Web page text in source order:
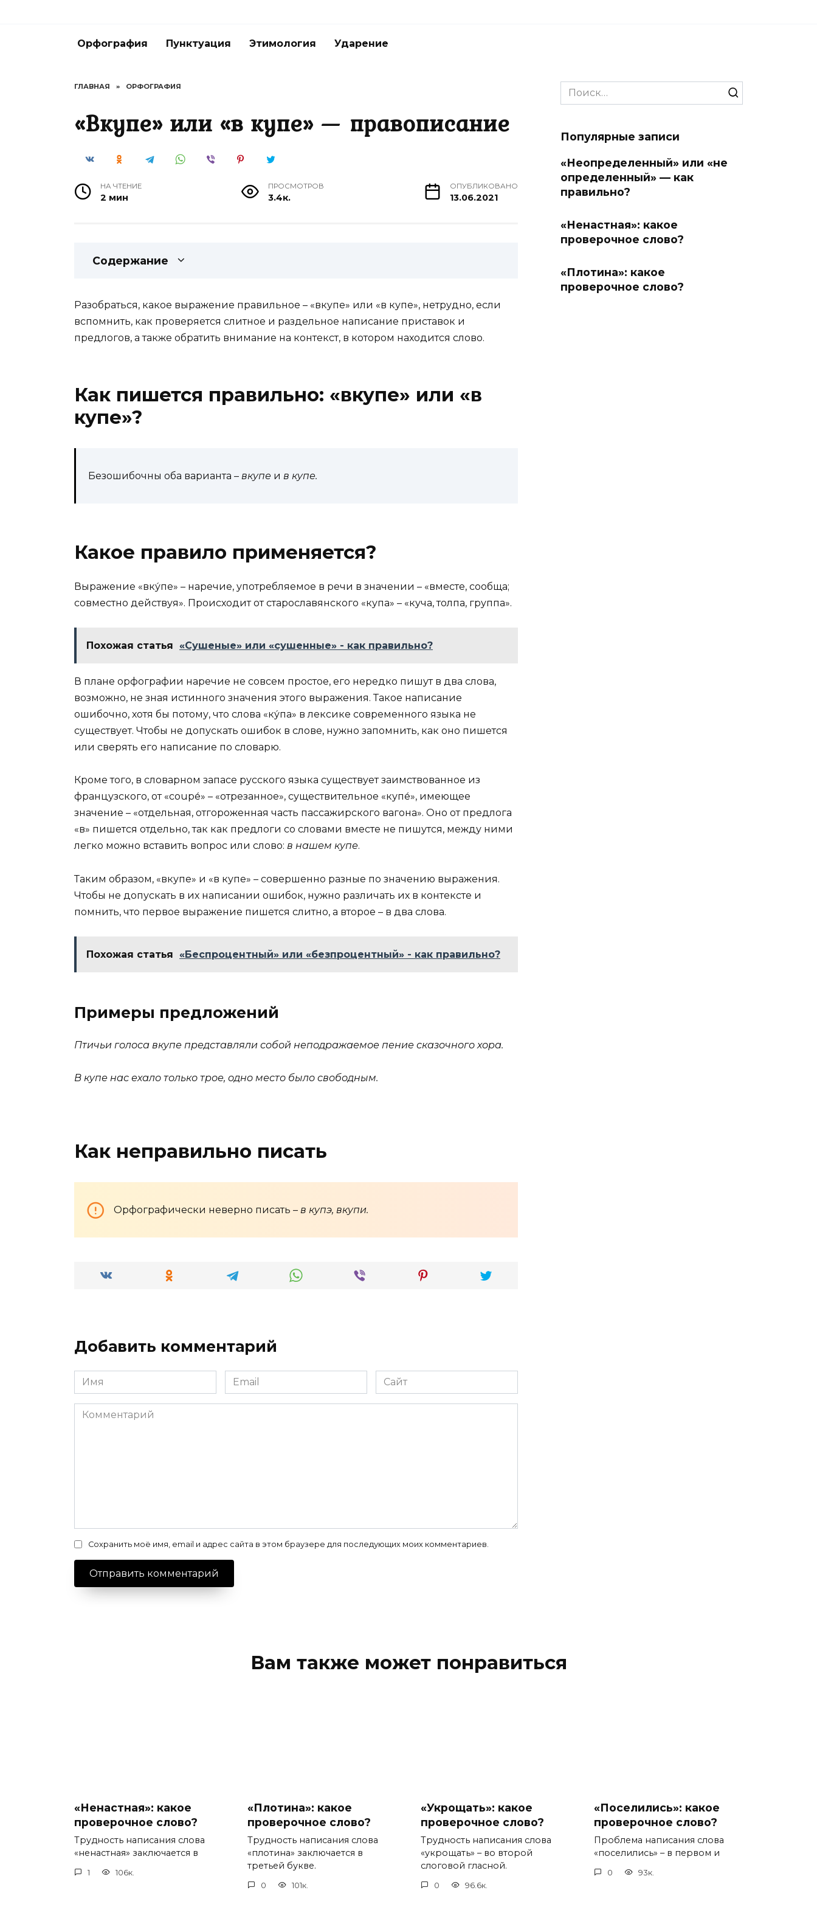
Орфография Пунктуация Этимология Ударение
ГЛАВНАЯ » ОРФОГРАФИЯ
«Вкупе» или «в купе» — правописание
НА ЧТЕНИЕ
2 мин
ПРОСМОТРОВ
3.4к.
ОПУБЛИКОВАНО
13.06.2021
Содержание
Разобраться, какое выражение правильное – «вкупе» или «в купе», нетрудно, если
вспомнить, как проверяется слитное и раздельное написание приставок и
предлогов, а также обратить внимание на контекст, в котором находится слово.
Как пишется правильно: «вкупе» или «в
купе»?
Безошибочны оба варианта – вкупе и в купе.
Какое правило применяется?
Выражение «вку́пе» – наречие, употребляемое в речи в значении – «вместе, сообща;
совместно действуя». Происходит от старославянского «купа» – «куча, толпа, группа».
Похожая статья «Сушеные» или «сушенные» - как правильно?
В плане орфографии наречие не совсем простое, его нередко пишут в два слова,
возможно, не зная истинного значения этого выражения. Такое написание
ошибочно, хотя бы потому, что слова «ку́па» в лексике современного языка не
существует. Чтобы не допускать ошибок в слове, нужно запомнить, как оно пишется
или сверять его написание по словарю.
Кроме того, в словарном запасе русского языка существует заимствованное из
французского, от «coupе́» – «отрезанное», существительное «купе́», имеющее
значение – «отдельная, отгороженная часть пассажирского вагона». Оно от предлога
«в» пишется отдельно, так как предлоги со словами вместе не пишутся, между ними
легко можно вставить вопрос или слово: в нашем купе.
Таким образом, «вкупе» и «в купе» – совершенно разные по значению выражения.
Чтобы не допускать в их написании ошибок, нужно различать их в контексте и
помнить, что первое выражение пишется слитно, а второе – в два слова.
Похожая статья «Беспроцентный» или «безпроцентный» - как правильно?
Примеры предложений
Птичьи голоса вкупе представляли собой неподражаемое пение сказочного хора.
В купе нас ехало только трое, одно место было свободным.
Как неправильно писать
Орфографически неверно писать – в купэ, вкупи.
Добавить комментарий
Имя
*
Email
*
Сайт
Комментарий
Сохранить моё имя, email и адрес сайта в этом браузере для последующих моих комментариев.
Search
for:
Популярные записи
«Неопределенный» или «не
определенный» — как
правильно?
«Ненастная»: какое
проверочное слово?
«Плотина»: какое
проверочное слово?
Вам также может понравиться
«Ненастная»: какое
проверочное слово?
Трудность написания слова
«ненастная» заключается в
1 106к.
«Плотина»: какое
проверочное слово?
Трудность написания слова
«плотина» заключается в
третьей букве.
0 101к.
«Укрощать»: какое
проверочное слово?
Трудность написания слова
«укрощать» – во второй
слоговой гласной.
0 96.6к.
«Поселились»: какое
проверочное слово?
Проблема написания слова
«поселились» – в первом и
0 93к.